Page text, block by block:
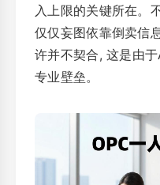
入上限的关键所在。
仅仅妄图依靠倒卖信
许并不契合, 这是由
专业壁垒。